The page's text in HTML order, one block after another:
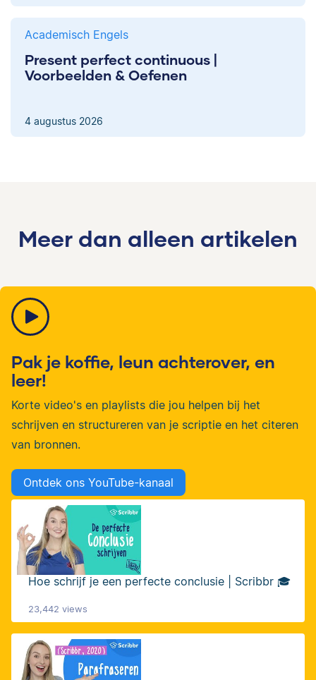
Academisch Engels
Present perfect continuous |
Voorbeelden & Oefenen
4 augustus 2026
Meer dan alleen artikelen
Pak je koffie, leun achterover, en
leer!
Korte video's en playlists die jou helpen bij het
schrijven en structureren van je scriptie en het citeren
van bronnen.
Ontdek ons YouTube-kanaal
Hoe schrijf je een perfecte conclusie | Scribbr 🎓
23,442 views